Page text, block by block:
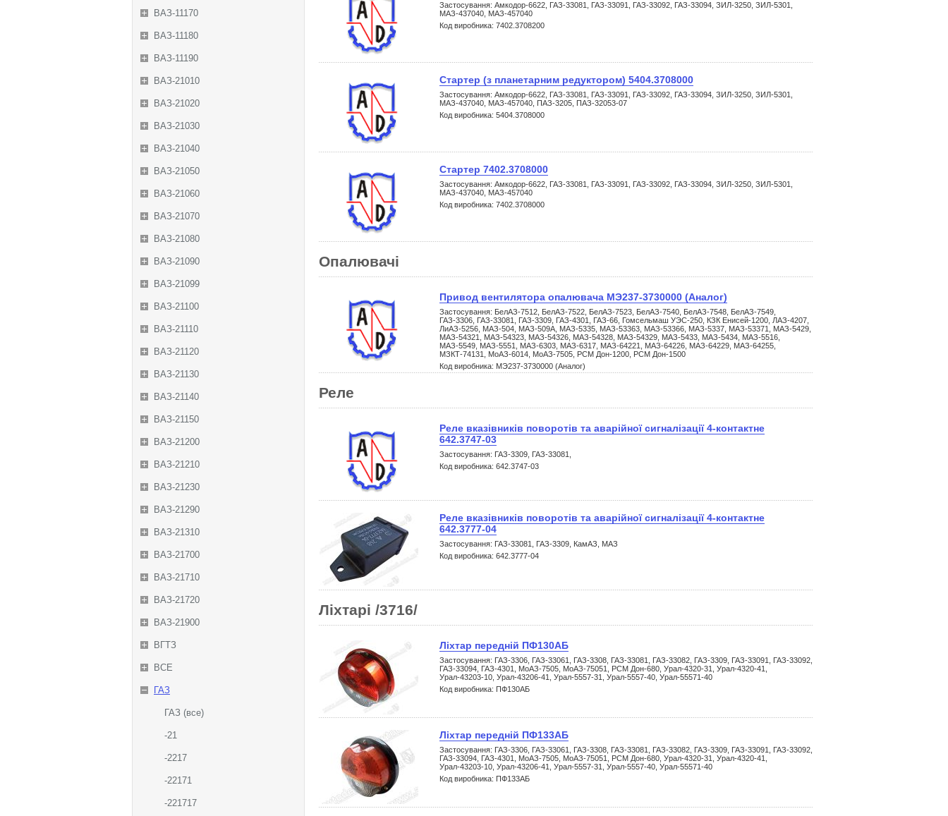
ВАЗ-11170
ВАЗ-11180
ВАЗ-11190
ВАЗ-21010
ВАЗ-21020
ВАЗ-21030
ВАЗ-21040
ВАЗ-21050
ВАЗ-21060
ВАЗ-21070
ВАЗ-21080
ВАЗ-21090
ВАЗ-21099
ВАЗ-21100
ВАЗ-21110
ВАЗ-21120
ВАЗ-21130
ВАЗ-21140
ВАЗ-21150
ВАЗ-21200
ВАЗ-21210
ВАЗ-21230
ВАЗ-21290
ВАЗ-21310
ВАЗ-21700
ВАЗ-21710
ВАЗ-21720
ВАЗ-21900
ВГТЗ
ВСЕ
ГАЗ
ГАЗ (все)
-21
-2217
-22171
-221717
Застосування: Амкодор-6622, ГАЗ-33081, ГАЗ-33091, ГАЗ-33092, ГАЗ-33094, ЗИЛ-3250, ЗИЛ-5301,
МАЗ-437040, МАЗ-457040
Код виробника: 7402.3708200
Стартер (з планетарним редуктором) 5404.3708000
Застосування: Амкодор-6622, ГАЗ-33081, ГАЗ-33091, ГАЗ-33092, ГАЗ-33094, ЗИЛ-3250, ЗИЛ-5301,
МАЗ-437040, МАЗ-457040, ПАЗ-3205, ПАЗ-32053-07
Код виробника: 5404.3708000
Стартер 7402.3708000
Застосування: Амкодор-6622, ГАЗ-33081, ГАЗ-33091, ГАЗ-33092, ГАЗ-33094, ЗИЛ-3250, ЗИЛ-5301,
МАЗ-437040, МАЗ-457040
Код виробника: 7402.3708000
Опалювачі
Привод вентилятора опалювача МЭ237-3730000 (Аналог)
Застосування: БелАЗ-7512, БелАЗ-7522, БелАЗ-7523, БелАЗ-7540, БелАЗ-7548, БелАЗ-7549,
ГАЗ-3306, ГАЗ-33081, ГАЗ-3309, ГАЗ-4301, ГАЗ-66, Гомсельмаш УЭС-250, КЗК Енисей-1200, ЛАЗ-4207,
ЛиАЗ-5256, МАЗ-504, МАЗ-509А, МАЗ-5335, МАЗ-53363, МАЗ-53366, МАЗ-5337, МАЗ-53371, МАЗ-5429,
МАЗ-54321, МАЗ-54323, МАЗ-54326, МАЗ-54328, МАЗ-54329, МАЗ-5433, МАЗ-5434, МАЗ-5516,
МАЗ-5549, МАЗ-5551, МАЗ-6303, МАЗ-6317, МАЗ-64221, МАЗ-64226, МАЗ-64229, МАЗ-64255,
МЗКТ-74131, МоАЗ-6014, МоАЗ-7505, РСМ Дон-1200, РСМ Дон-1500
Код виробника: МЭ237-3730000 (Аналог)
Реле
Реле вказівників поворотів та аварійної сигналізації 4-контактне
642.3747-03
Застосування: ГАЗ-3309, ГАЗ-33081,
Код виробника: 642.3747-03
Реле вказівників поворотів та аварійної сигналізації 4-контактне
642.3777-04
Застосування: ГАЗ-33081, ГАЗ-3309, КамАЗ, МАЗ
Код виробника: 642.3777-04
Ліхтарі /3716/
Ліхтар передній ПФ130АБ
Застосування: ГАЗ-3306, ГАЗ-33061, ГАЗ-3308, ГАЗ-33081, ГАЗ-33082, ГАЗ-3309, ГАЗ-33091, ГАЗ-33092,
ГАЗ-33094, ГАЗ-4301, МоАЗ-7505, МоАЗ-75051, РСМ Дон-680, Урал-4320-31, Урал-4320-41,
Урал-43203-10, Урал-43206-41, Урал-5557-31, Урал-5557-40, Урал-55571-40
Код виробника: ПФ130АБ
Ліхтар передній ПФ133АБ
Застосування: ГАЗ-3306, ГАЗ-33061, ГАЗ-3308, ГАЗ-33081, ГАЗ-33082, ГАЗ-3309, ГАЗ-33091, ГАЗ-33092,
ГАЗ-33094, ГАЗ-4301, МоАЗ-7505, МоАЗ-75051, РСМ Дон-680, Урал-4320-31, Урал-4320-41,
Урал-43203-10, Урал-43206-41, Урал-5557-31, Урал-5557-40, Урал-55571-40
Код виробника: ПФ133АБ